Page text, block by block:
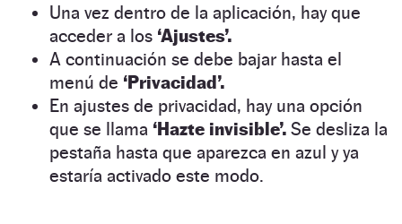
Una vez dentro de la aplicación, hay que
acceder a los ‘Ajustes’.
A continuación se debe bajar hasta el
menú de ‘Privacidad’.
En ajustes de privacidad, hay una opción
que se llama ‘Hazte invisible’. Se desliza la
pestaña hasta que aparezca en azul y ya
estaría activado este modo.